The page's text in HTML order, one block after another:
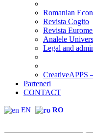
Romanian
Revista Cogito
Revista
Analele
Legal and
CreativeAPPS
Parteneri
CONTACT
EN RO